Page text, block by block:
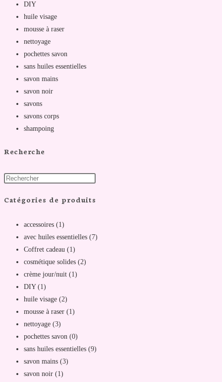
DIY
huile visage
mousse à raser
nettoyage
pochettes savon
sans huiles essentielles
savon mains
savon noir
savons
savons corps
shampoing
Recherche
Catégories de produits
accessoires (1)
avec huiles essentielles (7)
Coffret cadeau (1)
cosmétique solides (2)
crème jour/nuit (1)
DIY (1)
huile visage (2)
mousse à raser (1)
nettoyage (3)
pochettes savon (0)
sans huiles essentielles (9)
savon mains (3)
savon noir (1)